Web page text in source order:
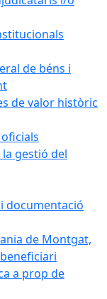
de béns i
de valor històric
gestió del
documentació
de Montgat,
a prop de